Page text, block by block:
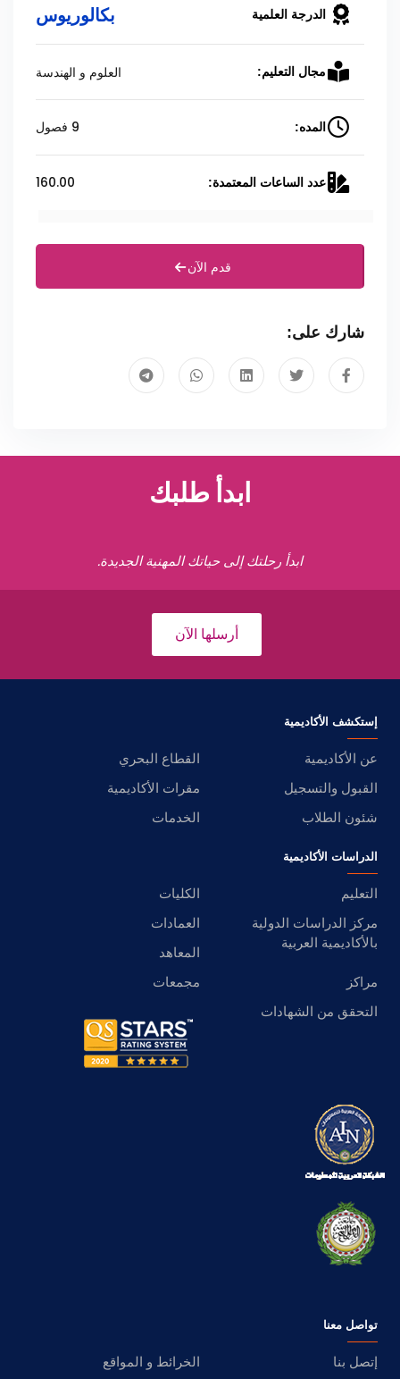
الدرجة العلمية بكالوريوس
مجال التعليم: العلوم و الهندسة
المده: 9 فصول
عدد الساعات المعتمدة: 160.00
قدم الآن
شارك على:
ابدأ طلبك
ابدأ رحلتك إلى حياتك المهنية الجديدة.
أرسلها الآن
إستكشف الأكاديمية
عن الأكاديمية
القطاع البحري
القبول والتسجيل
مقرات الأكاديمية
شئون الطلاب
الخدمات
الدراسات الأكاديمية
التعليم
الكليات
مركز الدراسات الدولية
بالأكاديمية العربية
العمادات
المعاهد
مراكز
مجمعات
التحقق من الشهادات
تواصل معنا
إتصل بنا الخرائط و المواقع